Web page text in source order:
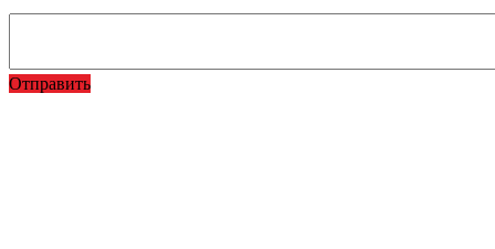
Отправить